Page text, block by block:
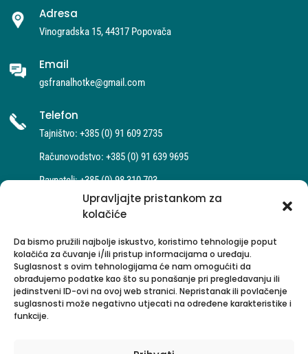
Upravljajte pristankom za
kolačiće
Da bismo pružili najbolje iskustvo, koristimo tehnologije poput
kolačića za čuvanje i/ili pristup informacijama o uređaju.
Suglasnost s ovim tehnologijama će nam omogućiti da
obrađujemo podatke kao što su ponašanje pri pregledavanju ili
jedinstveni ID-ovi na ovoj web stranici. Nepristanak ili povlačenje
suglasnosti može negativno utjecati na određene karakteristike i
funkcije.
Adresa
Vinogradska 15, 44317 Popovača
Email
gsfranalhotke@gmail.com
Telefon
Tajništvo: +385 (0) 91 609 2735
Računovodstvo: +385 (0) 91 639 9695
Ravnatelj: +385 (0) 98 310 703
Copyright © Glazbena škola Fran Lhotka